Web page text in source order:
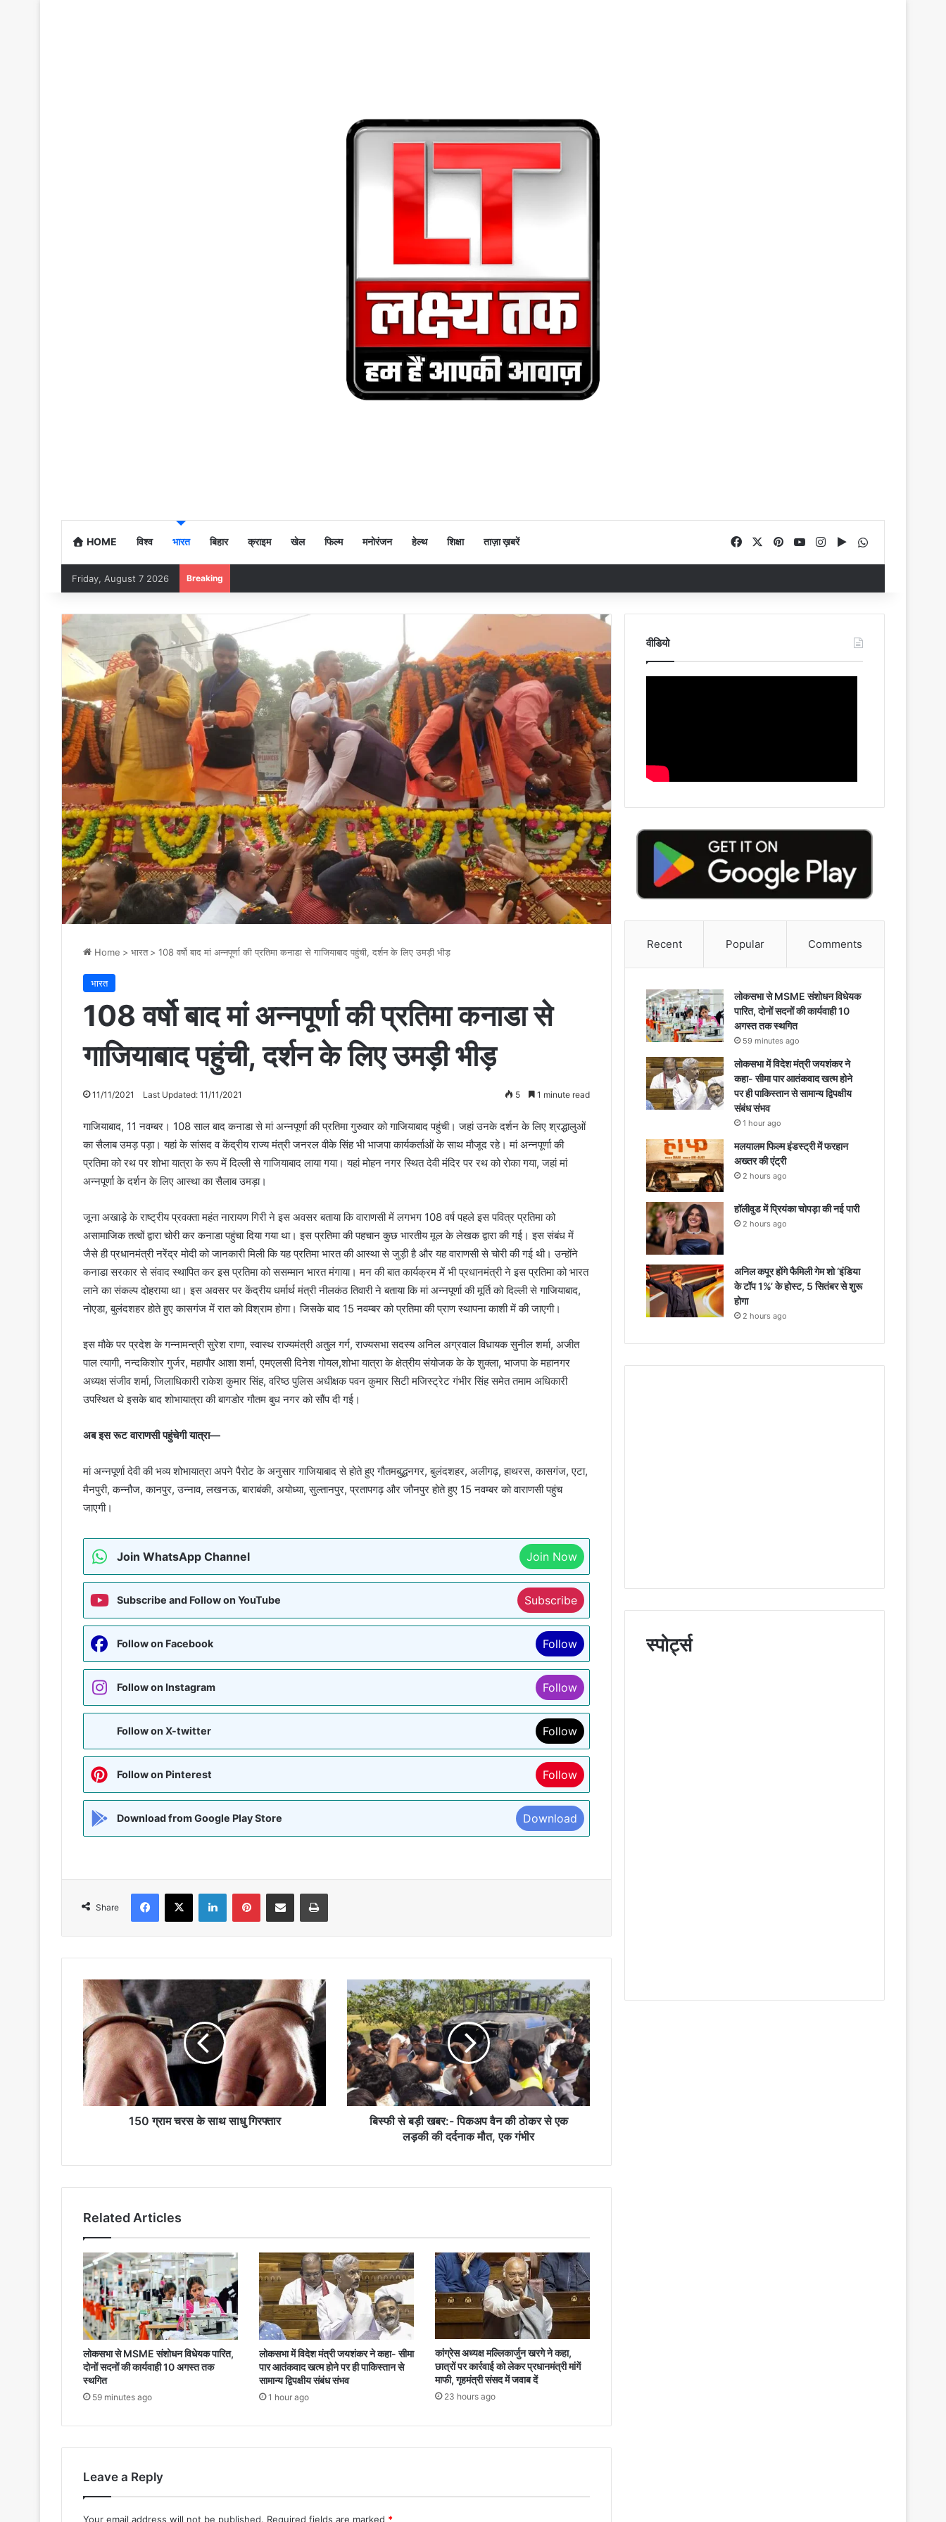
HOME विश्व भारत बिहार क्राइम खेल फिल्म मनोरंजन हेल्थ शिक्षा ताज़ा ख़बरें FacebookPinterestYouTubeInstagram
Google Play
Friday, August 7 2026 Breaking
Home > भारत > 108 वर्षो बाद मां अन्नपूर्णा की प्रतिमा कनाडा से गाजियाबाद पहुंची, दर्शन के लिए उमड़ी भीड़
भारत
108 वर्षो बाद मां अन्नपूर्णा की प्रतिमा कनाडा से
गाजियाबाद पहुंची, दर्शन के लिए उमड़ी भीड़
11/11/2021 Last Updated: 11/11/2021 5 1 minute read
गाजियाबाद, 11 नवम्बर। 108 साल बाद कनाडा से मां अन्नपूर्णा की प्रतिमा गुरुवार को गाजियाबाद पहुंची। जहां उनके दर्शन के लिए श्रद्धालुओं
का सैलाब उमड़ पड़ा। यहां के सांसद व केंद्रीय राज्य मंत्री जनरल वीके सिंह भी भाजपा कार्यकर्ताओं के साथ मौजूद रहे। मां अन्नपूर्णा की
प्रतिमा को रथ पर शोभा यात्रा के रूप में दिल्ली से गाजियाबाद लाया गया। यहां मोहन नगर स्थित देवी मंदिर पर रथ को रोका गया, जहां मां
अन्नपूर्णा के दर्शन के लिए आस्था का सैलाब उमड़ा।
जूना अखाड़े के राष्ट्रीय प्रवक्ता महंत नारायण गिरी ने इस अवसर बताया कि वाराणसी में लगभग 108 वर्ष पहले इस पवित्र प्रतिमा को
असामाजिक तत्वों द्वारा चोरी कर कनाडा पहुंचा दिया गया था। इस प्रतिमा की पहचान कुछ भारतीय मूल के लेखक द्वारा की गई। इस संबंध में
जैसे ही प्रधानमंत्री नरेंद्र मोदी को जानकारी मिली कि यह प्रतिमा भारत की आस्था से जुड़ी है और यह वाराणसी से चोरी की गई थी। उन्होंने
कनाडा सरकार से संवाद स्थापित कर इस प्रतिमा को ससम्मान भारत मंगाया। मन की बात कार्यक्रम में भी प्रधानमंत्री ने इस प्रतिमा को भारत
लाने का संकल्प दोहराया था। इस अवसर पर केंद्रीय धर्मार्थ मंत्री नीलकंठ तिवारी ने बताया कि मां अन्नपूर्णा की मूर्ति को दिल्ली से गाजियाबाद,
नोएडा, बुलंदशहर होते हुए कासगंज में रात को विश्राम होगा। जिसके बाद 15 नवम्बर को प्रतिमा की प्राण स्थापना काशी में की जाएगी।
इस मौके पर प्रदेश के गन्नामन्त्री सुरेश राणा, स्वास्थ राज्यमंत्री अतुल गर्ग, राज्यसभा सदस्य अनिल अग्रवाल विधायक सुनील शर्मा, अजीत
पाल त्यागी, नन्दकिशोर गुर्जर, महापौर आशा शर्मा, एमएलसी दिनेश गोयल,शोभा यात्रा के क्षेत्रीय संयोजक के के शुक्ला, भाजपा के महानगर
अध्यक्ष संजीव शर्मा, जिलाधिकारी राकेश कुमार सिंह, वरिष्ठ पुलिस अधीक्षक पवन कुमार सिटी मजिस्ट्रेट गंभीर सिंह समेत तमाम अधिकारी
उपस्थित थे इसके बाद शोभायात्रा की बागडोर गौतम बुध नगर को सौंप दी गई।
अब इस रूट वाराणसी पहुंचेगी यात्रा—
मां अन्नपूर्णा देवी की भव्य शोभायात्रा अपने पैरोट के अनुसार गाजियाबाद से होते हुए गौतमबुद्धनगर, बुलंदशहर, अलीगढ़, हाथरस, कासगंज, एटा,
मैनपुरी, कन्नौज, कानपुर, उन्नाव, लखनऊ, बाराबंकी, अयोध्या, सुल्तानपुर, प्रतापगढ़ और जौनपुर होते हुए 15 नवम्बर को वाराणसी पहुंच
जाएगी।
Join WhatsApp Channel Join Now
Subscribe and Follow on YouTube Subscribe
Follow on Facebook Follow
Follow on Instagram Follow
Follow on X-twitter Follow
Follow on Pinterest Follow
Download from Google Play Store Download
Share
Facebook
X LinkedInPinterestShare via Email Print
150
ग्राम
चरस
के
साथ
साधु
गिरफ्तार
150 ग्राम चरस के साथ साधु गिरफ्तार
बिस्फी
से
बड़ी
खबर:-
पिकअप
वैन
की
ठोकर
से
दर्दनाक
बिस्फी से बड़ी खबर:- पिकअप वैन की ठोकर से एक
लड़की की दर्दनाक मौत, एक गंभीर
Related Articles
लोकसभा से MSME संशोधन विधेयक पारित,
दोनों सदनों की कार्यवाही 10 अगस्त तक
स्थगित
59 minutes ago
लोकसभा में विदेश मंत्री जयशंकर ने कहा- सीमा
पार आतंकवाद खत्म होने पर ही पाकिस्तान से
सामान्य द्विपक्षीय संबंध संभव
1 hour ago
कांग्रेस अध्यक्ष मल्लिकार्जुन खरगे ने कहा,
छात्रों पर कार्रवाई को लेकर प्रधानमंत्री मांगें
माफी, गृहमंत्री संसद में जवाब दें
23 hours ago
Leave a Reply
Your email address will not be published. Required fields are marked *
वीडियो
Recent Popular Comments
लोकसभा से MSME संशोधन विधेयक
पारित, दोनों सदनों की कार्यवाही 10
अगस्त तक स्थगित
59 minutes ago
लोकसभा में विदेश मंत्री जयशंकर ने
कहा- सीमा पार आतंकवाद खत्म होने
पर ही पाकिस्तान से सामान्य द्विपक्षीय
संबंध संभव
1 hour ago
मलयालम फिल्म इंडस्ट्री में फरहान
अख्तर की एंट्री
2 hours ago
हॉलीवुड में प्रियंका चोपड़ा की नई पारी
2 hours ago
अनिल कपूर होंगे फैमिली गेम शो ‘इंडिया
के टॉप 1%’ के होस्ट, 5 सितंबर से शुरू
होगा
2 hours ago
स्पोर्ट्स